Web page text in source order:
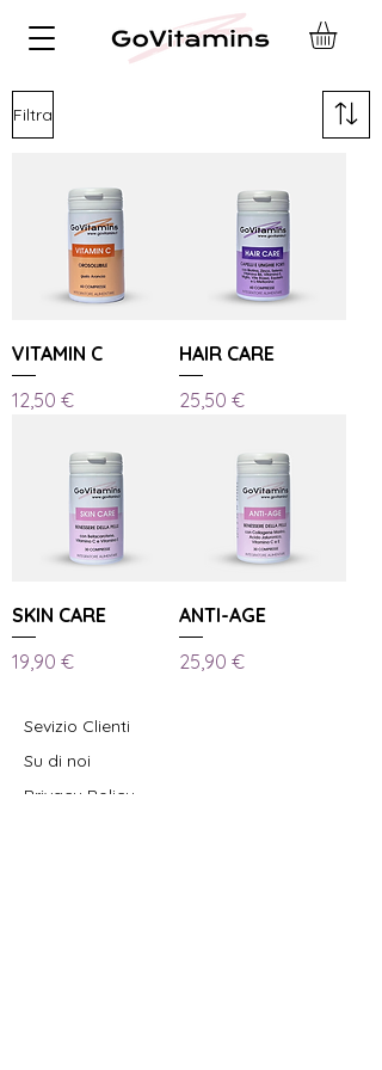
Filtra
VITAMIN C
Prezzo
12,50 €
HAIR CARE
Prezzo
25,50 €
SKIN CARE
Prezzo
19,90 €
ANTI-AGE
Prezzo
25,90 €
Sevizio Clienti
Su di noi
Privacy Policy